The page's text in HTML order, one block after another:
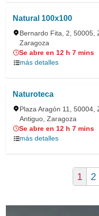
Natural 100x100
Bernardo Fita, 2, 50005,
Zaragoza
Se abre en 12 h 7 mins
más detalles
Naturoteca
Plaza Aragón 11, 50004,
Antiguo, Zaragoza
Se abre en 12 h 7 mins
más detalles
1 2